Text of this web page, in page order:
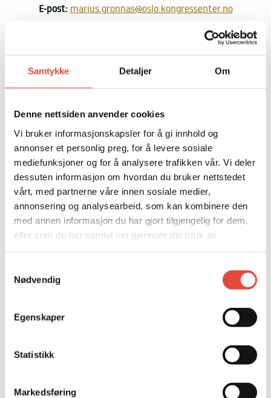
Samtykke Detaljer Om
Denne nettsiden anvender cookies
Vi bruker informasjonskapsler for å gi innhold og
annonser et personlig preg, for å levere sosiale
mediefunksjoner og for å analysere trafikken vår. Vi deler
dessuten informasjon om hvordan du bruker nettstedet
vårt, med partnerne våre innen sosiale medier,
annonsering og analysearbeid, som kan kombinere den
med annen informasjon du har gjort tilgjengelig for dem,
eller som de har samlet inn gjennom din bruk av
Nødvendig
Egenskaper
Statistikk
Markedsføring
E-post: marius.gronnas@oslo.kongressenter.no
SALGS- OG MARKEDSSJEF
TINA LAURITZEN BRODAL
Telefon: